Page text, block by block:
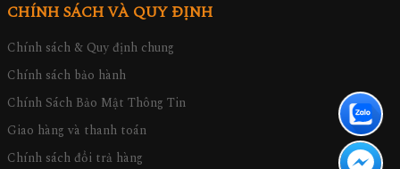
CHÍNH SÁCH VÀ QUY ĐỊNH
Chính sách & Quy định chung
Chính sách bảo hành
Chính Sách Bảo Mật Thông Tin
Giao hàng và thanh toán
Chính sách đổi trả hàng